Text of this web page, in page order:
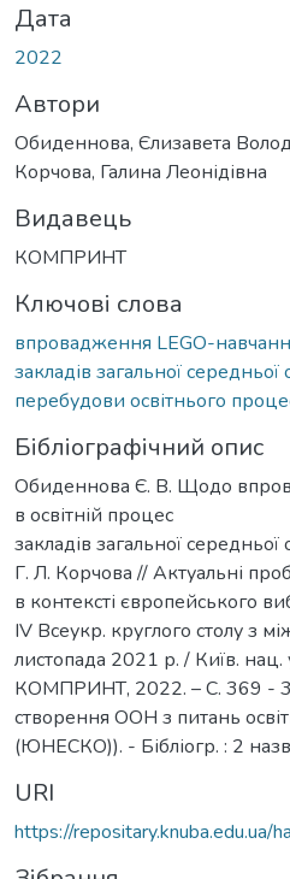
Дата
2022
Автори
Обиденнова, Єлизавета
Корчова, Галина Леонідівна
Видавець
КОМПРИНТ
Ключові слова
впровадження LEGO-
закладів загальної середньої
перебудови освітнього
Бібліографічний опис
Обиденнова Є. В. Щодо
в освітній процес
закладів загальної
Г. Л. Корчова // Актуальні
в контексті європейського
ІV Всеукр. круглого столу з
листопада 2021 р. / Київ. нац.
КОМПРИНТ, 2022. – С. 369 -
створення ООН з питань
(ЮНЕСКО)). - Бібліогр. : 2
URI
https://